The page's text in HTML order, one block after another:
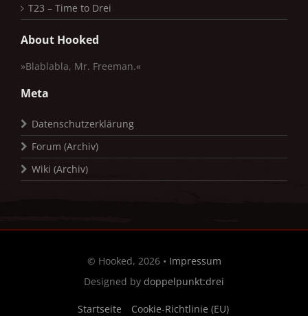
T23 – Time to Drei
About Hooked
»Blablabla, Mr. Freeman.«
Meta
Datenschutzerklärung
Forum (Archiv)
Wiki (Archiv)
© Hooked, 2026 • Impressum
Designed by doppelpunkt:drei
Startseite Cookie-Richtlinie (EU)